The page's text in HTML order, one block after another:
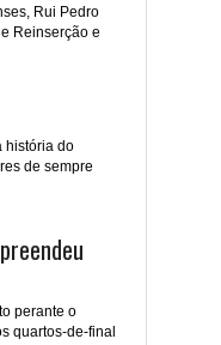
Rui Pedro
Reinserção e
história do
de sempre
perante o
quartos-de-final